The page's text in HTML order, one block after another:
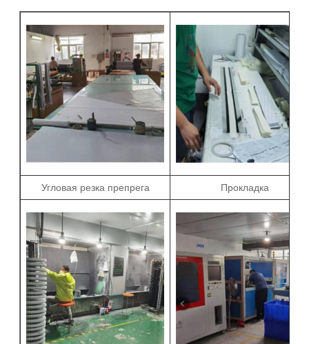
Угловая резка препрега Прокладка